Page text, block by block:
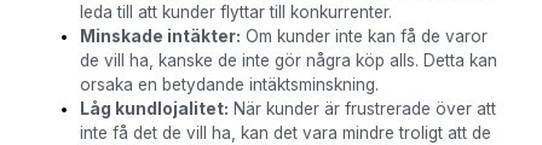
leda till att kunder flyttar till konkurrenter.
Minskade intäkter: Om kunder inte kan få de varor
de vill ha, kanske de inte gör några köp alls. Detta kan
orsaka en betydande intäktsminskning.
Låg kundlojalitet: När kunder är frustrerade över att
inte få det de vill ha, kan det vara mindre troligt att de